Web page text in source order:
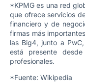
*KPMG es una red
que ofrece servicios
financiero y de
firmas más
las Big4, junto a
está presente
profesionales.
*Fuente: Wikipedia